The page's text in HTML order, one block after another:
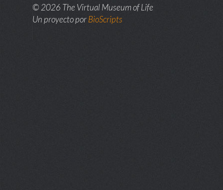
© 2026 The Virtual Museum of Life
Un proyecto porBioScripts